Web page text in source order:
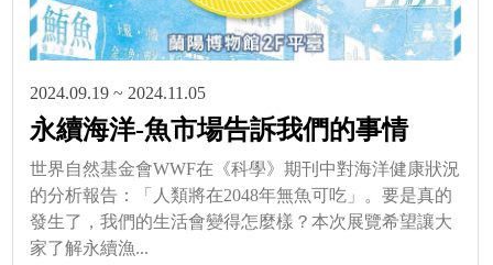
2024.09.19 ~ 2024.11.05
永續海洋-魚市場告訴我們的事情
世界自然基金會WWF在《科學》期刊中對海洋健康狀況
的分析報告：「人類將在2048年無魚可吃」。要是真的
發生了，我們的生活會變得怎麼樣？本次展覽希望讓大
家了解永續漁...